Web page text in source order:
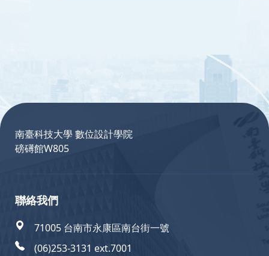
南臺科技大學 數位設計學院
磅礡館W805
聯絡我們
71005 台南市永康區南台街一號
(06)253-3131 ext.7001